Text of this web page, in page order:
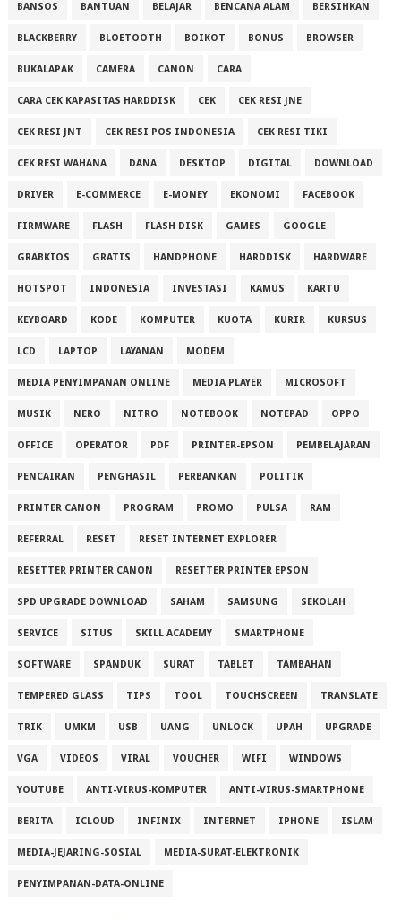
BANSOS BANTUAN BELAJAR BENCANA ALAM BERSIHKAN
BLACKBERRY BLOETOOTH BOIKOT BONUS BROWSER
BUKALAPAK CAMERA CANON CARA
CARA CEK KAPASITAS HARDDISK CEK CEK RESI JNE
CEK RESI JNT CEK RESI POS INDONESIA CEK RESI TIKI
CEK RESI WAHANA DANA DESKTOP DIGITAL DOWNLOAD
DRIVER E-COMMERCE E-MONEY EKONOMI FACEBOOK
FIRMWARE FLASH FLASH DISK GAMES GOOGLE
GRABKIOS GRATIS HANDPHONE HARDDISK HARDWARE
HOTSPOT INDONESIA INVESTASI KAMUS KARTU
KEYBOARD KODE KOMPUTER KUOTA KURIR KURSUS
LCD LAPTOP LAYANAN MODEM
MEDIA PENYIMPANAN ONLINE MEDIA PLAYER MICROSOFT
MUSIK NERO NITRO NOTEBOOK NOTEPAD OPPO
OFFICE OPERATOR PDF PRINTER-EPSON PEMBELAJARAN
PENCAIRAN PENGHASIL PERBANKAN POLITIK
PRINTER CANON PROGRAM PROMO PULSA RAM
REFERRAL RESET RESET INTERNET EXPLORER
RESETTER PRINTER CANON RESETTER PRINTER EPSON
SPD UPGRADE DOWNLOAD SAHAM SAMSUNG SEKOLAH
SERVICE SITUS SKILL ACADEMY SMARTPHONE
SOFTWARE SPANDUK SURAT TABLET TAMBAHAN
TEMPERED GLASS TIPS TOOL TOUCHSCREEN TRANSLATE
TRIK UMKM USB UANG UNLOCK UPAH UPGRADE
VGA VIDEOS VIRAL VOUCHER WIFI WINDOWS
YOUTUBE ANTI-VIRUS-KOMPUTER ANTI-VIRUS-SMARTPHONE
BERITA ICLOUD INFINIX INTERNET IPHONE ISLAM
MEDIA-JEJARING-SOSIAL MEDIA-SURAT-ELEKTRONIK
PENYIMPANAN-DATA-ONLINE